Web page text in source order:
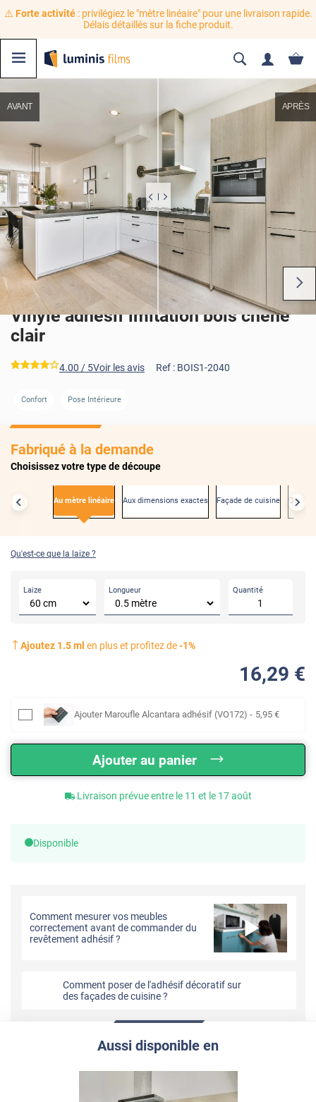
⚠️ Forte activité: privilégiez le "mètre linéaire" pour une livraison rapide.
Délais détaillés sur la fiche produit.
AVANT APRÈS
Vinyle adhésif imitation bois chêne
clair
*****
4.00 / 5Voir les avis Ref : BOIS1-2040
Confort Pose Intérieure
Fabriqué à la demande
Choisissez votre type de découpe
Au mètre linéaire Aux dimensions exactes Façade de cuisine
Qu'est-ce que la laize ?
Laize Longueur Quantité
Ajoutez 1.5ml en plus et profitez de-1%
16,29 €
Ajouter Maroufle Alcantara adhésif (VO172) - 5,95 €
Ajouter au panier
Livraison prévue entre le 11 et le 17 août
Disponible
Comment mesurer vos meubles
correctement avant de commander du
revêtement adhésif ?
Comment poser de l'adhésif décoratif sur
des façades de cuisine ?
Aussi disponible en